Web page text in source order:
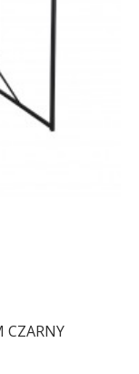
CZARNY